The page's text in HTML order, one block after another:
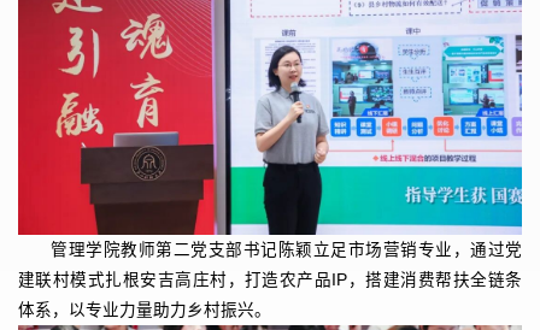
管理学院教师第二党支部书记陈颖立足市场营销专业，通过党
建联村模式扎根安吉高庄村，打造农产品IP，搭建消费帮扶全链条
体系，以专业力量助力乡村振兴。